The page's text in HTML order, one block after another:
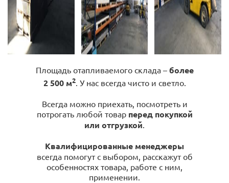
Площадь отапливаемого склада – более
2 500 м2. У нас всегда чисто и светло.
Всегда можно приехать, посмотреть и
потрогать любой товар перед покупкой
или отгрузкой.
Квалифицированные менеджеры
всегда помогут с выбором, расскажут об
особенностях товара, работе с ним,
применении.